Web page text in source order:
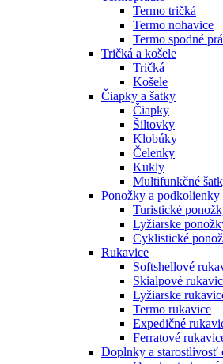
Termo tričká
Termo nohavice
Termo spodné
Tričká a košele
Tričká
Košele
Čiapky a šatky
Čiapky
Šiltovky
Klobúky
Čelenky
Kukly
Multifunkčné
Ponožky a podkolienky
Turistické
Lyžiarske
Cyklistické
Rukavice
Softshellové
Skialpové
Lyžiarske
Termo rukavice
Expedičné
Ferratové
Doplnky a starostlivosť